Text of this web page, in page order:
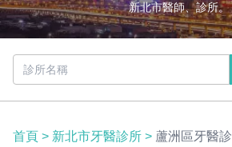
新北市醫師、診所。
首頁 > 新北市牙醫診所 > 蘆洲區牙醫